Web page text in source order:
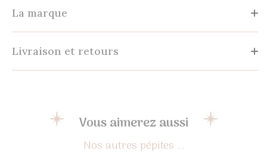
La marque
Livraison et retours
Vous aimerez aussi